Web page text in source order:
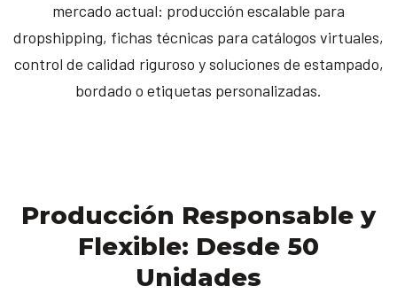
mercado actual: producción escalable para
dropshipping, fichas técnicas para catálogos virtuales,
control de calidad riguroso y soluciones de estampado,
bordado o etiquetas personalizadas.
Producción Responsable y
Flexible: Desde 50
Unidades